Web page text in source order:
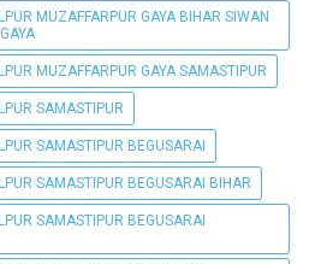
MUZAFFARPUR GAYA BIHAR SIWAN
MUZAFFARPUR GAYA SAMASTIPUR
SAMASTIPUR
SAMASTIPUR BEGUSARAI
SAMASTIPUR BEGUSARAI BIHAR
SAMASTIPUR BEGUSARAI